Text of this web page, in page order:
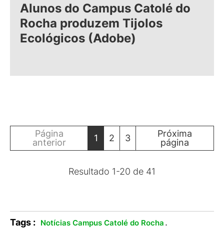
Alunos do Campus Catolé do
Rocha produzem Tijolos
Ecológicos (Adobe)
Página
anterior
1 2 3
Próxima
página
Resultado 1-20 de 41
Tags : Notícias Campus Catolé do Rocha .